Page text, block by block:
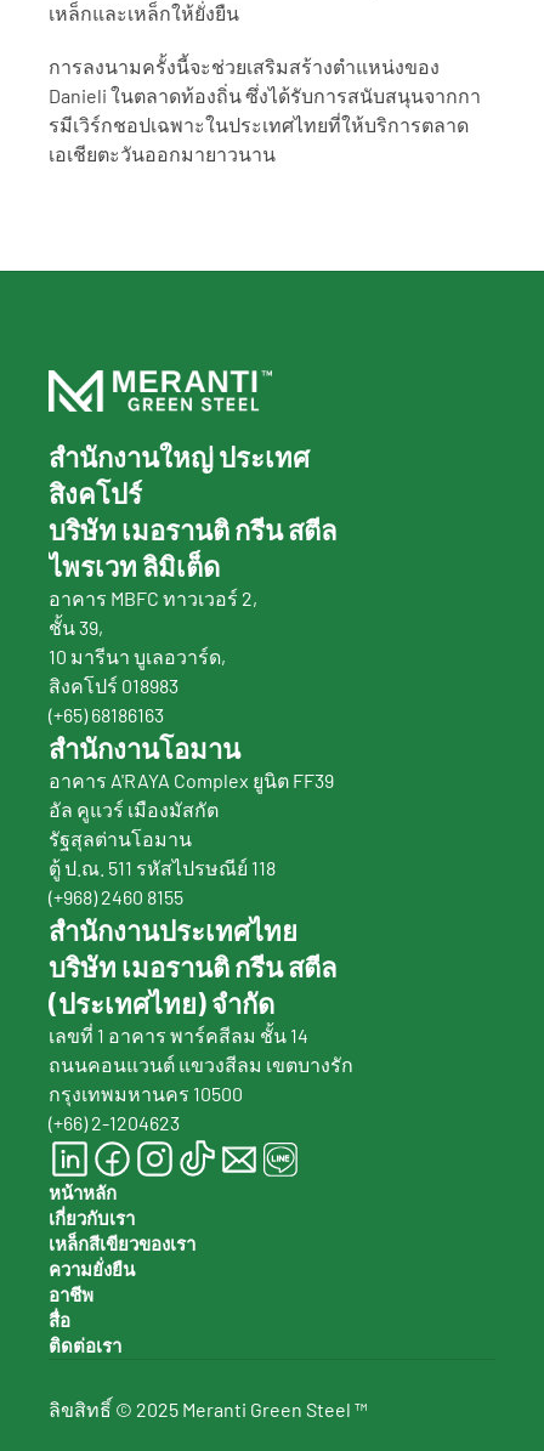
เหล็กและเหล็กให้ยั่งยืน
การลงนามครั้งนี้จะช่วยเสริมสร้างตำแหน่งของ
Danieli ในตลาดท้องถิ่น ซึ่งได้รับการสนับสนุนจากกา
รมีเวิร์กชอปเฉพาะในประเทศไทยที่ให้บริการตลาด
เอเชียตะวันออกมายาวนาน
สำนักงานใหญ่ ประเทศ
สิงคโปร์
บริษัท เมอรานติ กรีน สตีล
ไพรเวท ลิมิเต็ด
อาคาร MBFC ทาวเวอร์ 2,
ชั้น 39,
10 มารีนา บูเลอวาร์ด,
สิงคโปร์ 018983
(+65) 68186163
สำนักงานประเทศไทย
บริษัท เมอรานติ กรีน สตีล
(ประเทศไทย) จำกัด
เลขที่ 1 อาคาร พาร์คสีลม ชั้น 14
ถนนคอนแวนต์ แขวงสีลม เขตบางรัก
กรุงเทพมหานคร 10500
(+66) 2-1204623
สำนักงานโอมาน
อาคาร A'RAYA Complex ยูนิต FF39
อัล คูแวร์ เมืองมัสกัต
รัฐสุลต่านโอมาน
ตู้ ป.ณ. 511 รหัสไปรษณีย์ 118
(+968) 2460 8155
หน้าหลัก
เกี่ยวกับเรา
เหล็กสีเขียวของเรา
สื่อ
ติดต่อเรา
ความยั่งยืน
อาชีพ
ลิขสิทธิ์ © 2025 Meranti Green Steel ™